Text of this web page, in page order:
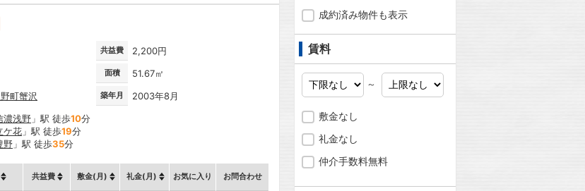
共益費 2,200円
面積 51.67㎡
町蟹沢 築年月 2003年8月
濃浅野 」駅 徒歩10分
ケ花 」駅 徒歩19分
野 」駅 徒歩35分
共益費 敷金(月) 礼金(月) お気に入り お問合わせ
成約済み物件も表示
賃料
～
敷金なし
礼金なし
仲介手数料無料